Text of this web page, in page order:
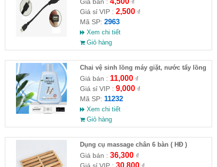
Giá sỉ VIP : 2,500₫
Mã SP: 2963
Xem chi tiết
Giỏ hàng
Chai vệ sinh lồng máy giặt, nước tẩy lồng
máy giặt CLEANING FLUID
Giá bán : 11,000₫
Giá sỉ VIP : 9,000₫
Mã SP: 11232
Xem chi tiết
Giỏ hàng
Dụng cụ massage chân 6 bàn ( HĐ )
Giá bán : 36,300₫
Giá sỉ VIP : 30,800₫